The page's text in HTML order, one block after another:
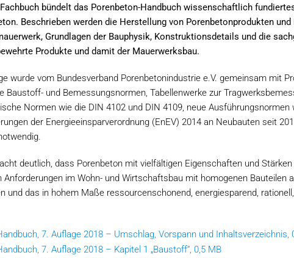
bündelt das Porenbeton-Handbuch wissenschaftlich
Beschrieben werden die Herstellung von Porenbetonprodukten
Grundlagen der Bauphysik, Konstruktionsdetails und die
Produkte und damit der Mauerwerksbau.
wurde vom Bundesverband Porenbetonindustrie e.V. gemeinsam mit
Baustoff- und Bemessungsnormen, Tabellenwerke zur
Normen wie die DIN 4102 und DIN 4109, neue
der Energieeinsparverordnung (EnEV) 2014 an Neubauten seit
deutlich, dass Porenbeton mit vielfältigen Eigenschaften und
Anforderungen im Wohn- und Wirtschaftsbau mit homogenen Bauteilen
und das in hohem Maße ressourcenschonend, energiesparend,
7. Auflage 2018 – Umschlag, Vorspann und Inhaltsverzeichnis,
7. Auflage 2018 – Kapitel 1 „Baustoff“, 0,5 MB